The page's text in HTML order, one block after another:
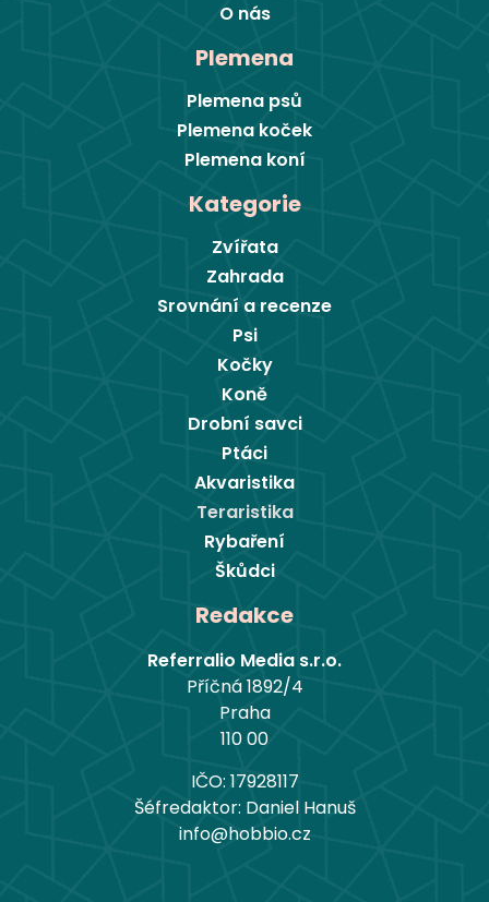
O nás
Plemena
Plemena psů
Plemena koček
Plemena koní
Kategorie
Zvířata
Zahrada
Srovnání a recenze
Psi
Kočky
Koně
Drobní savci
Ptáci
Akvaristika
Teraristika
Rybaření
Škůdci
Redakce
Referralio Media s.r.o.
Příčná 1892/4
Praha
110 00
IČO: 17928117
Šéfredaktor: Daniel Hanuš
info@hobbio.cz